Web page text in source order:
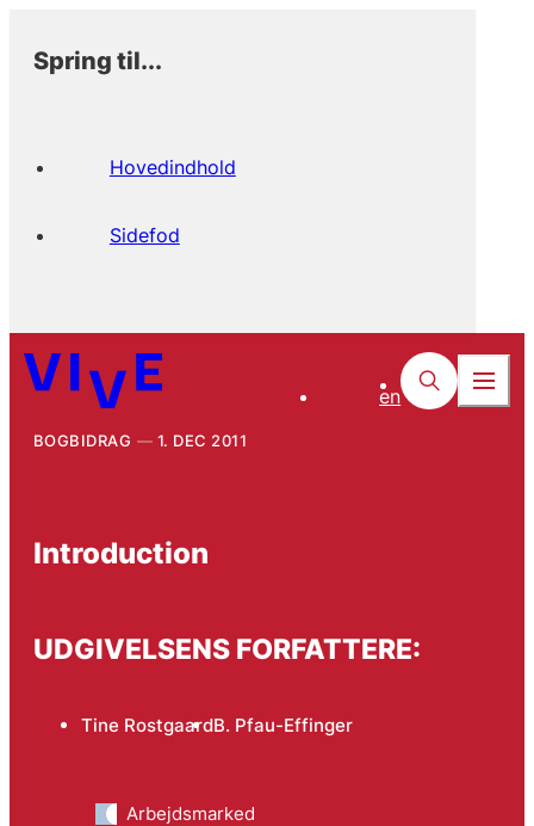
Spring til...
Hovedindhold
Sidefod
en
BOGBIDRAG 1. DEC 2011
Introduction
UDGIVELSENS FORFATTERE:
Tine RostgaardB. Pfau-Effinger
Arbejdsmarked